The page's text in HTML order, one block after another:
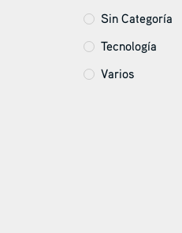
Sin Categoría
Tecnología
Varios